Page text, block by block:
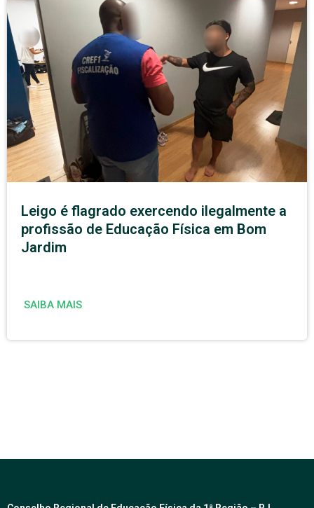
Leigo é flagrado exercendo ilegalmente a
profissão de Educação Física em Bom
Jardim
SAIBA MAIS